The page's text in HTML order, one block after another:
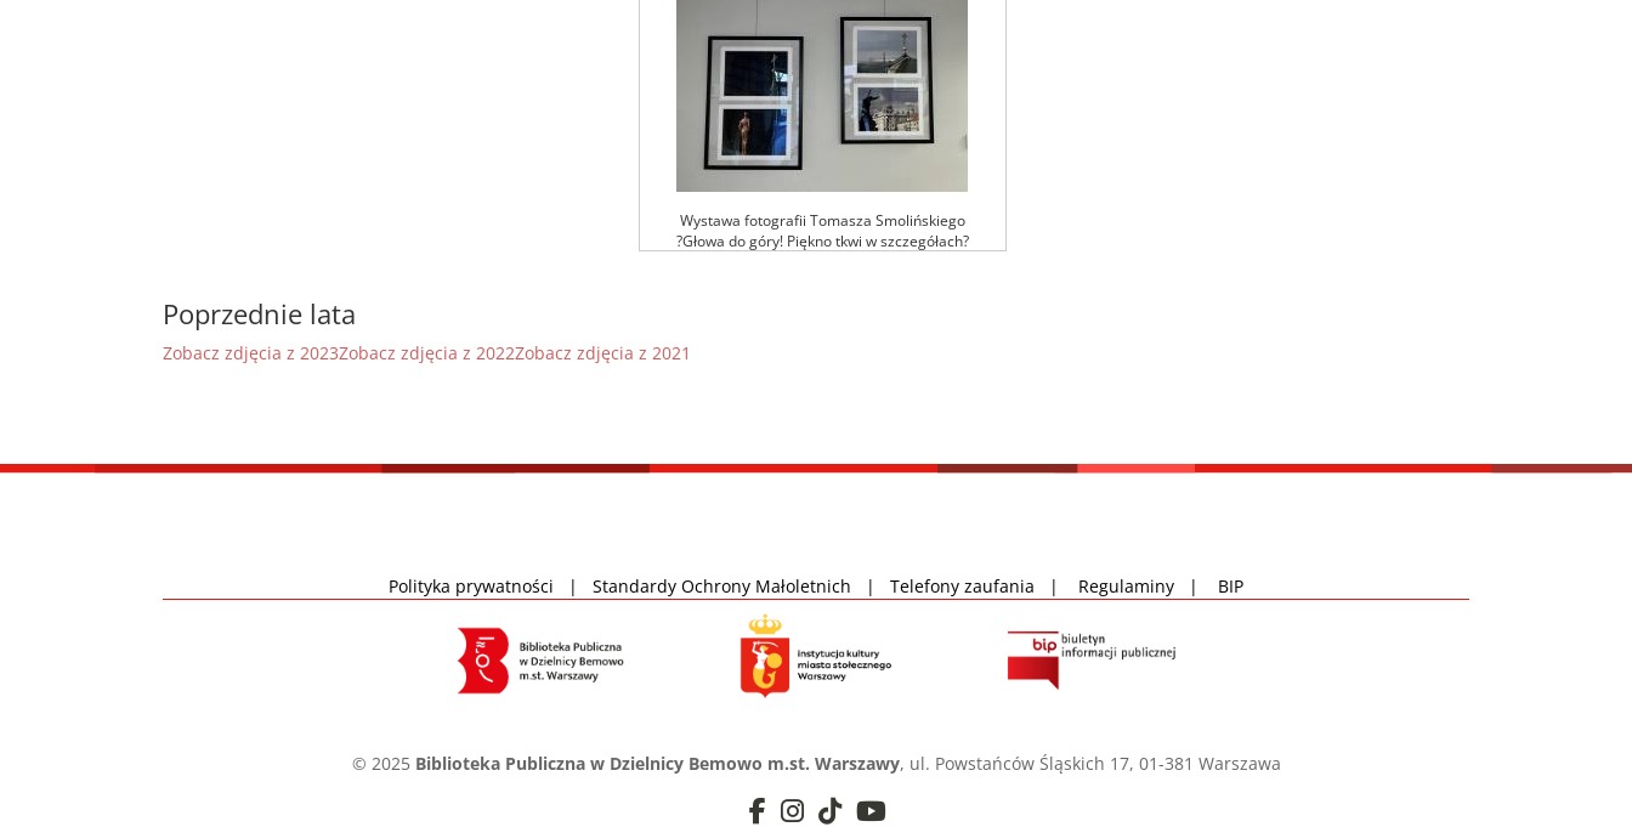
Wystawa fotografii Tomasza Smolińskiego
?Głowa do góry! Piękno tkwi w szczegółach?
Poprzednie lata
Zobacz zdjęcia z 2023Zobacz zdjęcia z 2022Zobacz zdjęcia z 2021
Polityka prywatności | Standardy Ochrony Małoletnich | Telefony zaufania | Regulaminy | BIP
© 2025 Biblioteka Publiczna w Dzielnicy Bemowo m.st. Warszawy, ul. Powstańców Śląskich 17, 01-381 Warszawa